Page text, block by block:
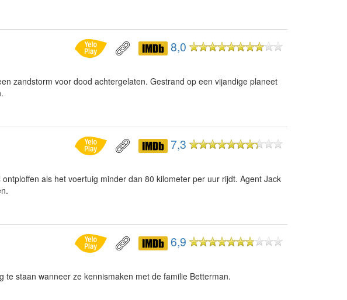
8,0
zandstorm voor dood achtergelaten. Gestrand op een vijandige planeet
7,3
als het voertuig minder dan 80 kilometer per uur rijdt. Agent Jack
6,9
staan wanneer ze kennismaken met de familie Betterman.